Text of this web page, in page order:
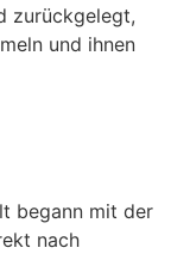
zurückgelegt,
und ihnen
begann mit der
nach